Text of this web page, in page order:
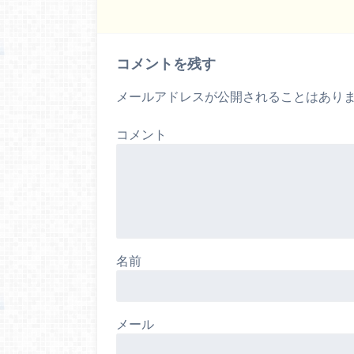
コメントを残す
メールアドレスが公開されることはあり
コメント
名前
メール